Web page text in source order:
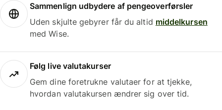
Sammenlign udbydere af pengeoverførsler
Uden skjulte gebyrer får du altid middelkursen
med Wise.
Følg live valutakurser
Gem dine foretrukne valutaer for at tjekke,
hvordan valutakursen ændrer sig over tid.